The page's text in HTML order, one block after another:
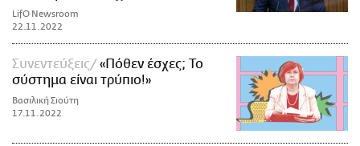
LifO Newsroom
22.11.2022
Συνεντεύξεις
«Πόθεν έσχες; Το
σύστημα είναι τρύπιο!»
Βασιλική Σιούτη
17.11.2022